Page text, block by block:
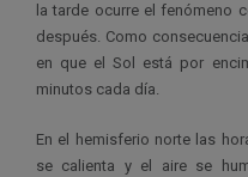
la tarde ocurre el fenómeno
después. Como
en que el Sol está por
minutos cada día.
En el hemisferio norte las
se calienta y el aire se